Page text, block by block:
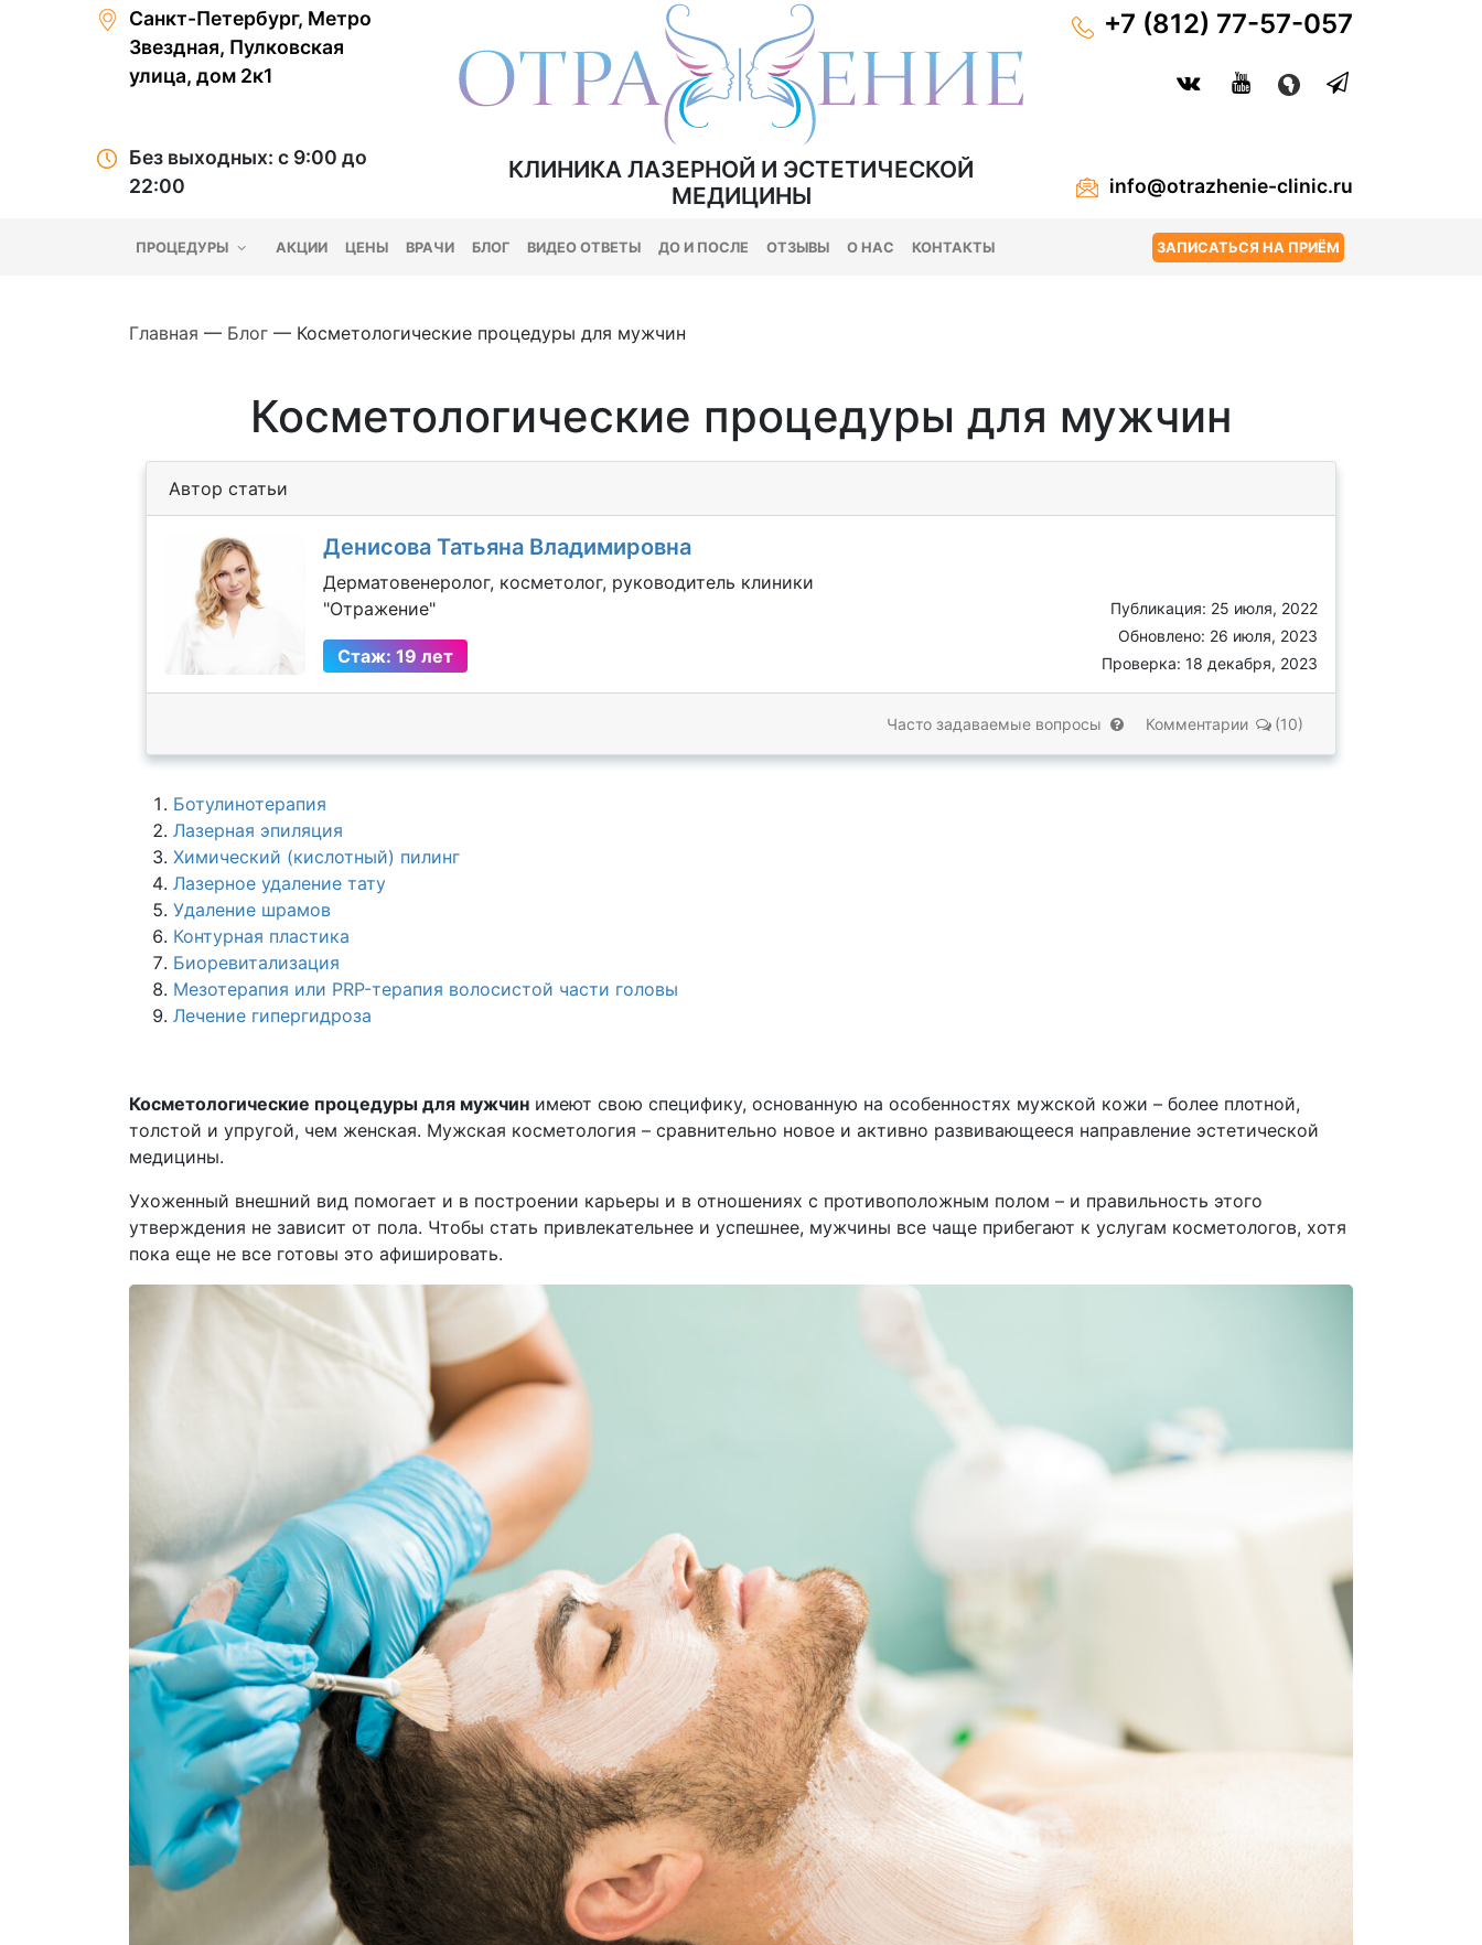
Санкт-Петербург, Метро
Звездная, Пулковская
улица, дом 2к1
Без выходных: с 9:00 до
22:00
КЛИНИКА ЛАЗЕРНОЙ И ЭСТЕТИЧЕСКОЙ
МЕДИЦИНЫ
+7 (812) 77-57-057
info@otrazhenie-clinic.ru
ПРОЦЕДУРЫ АКЦИИ ЦЕНЫ ВРАЧИ БЛОГ ВИДЕО ОТВЕТЫ ДО И ПОСЛЕ ОТЗЫВЫ О НАС КОНТАКТЫ ЗАПИСАТЬСЯ НА ПРИЁМ
Главная — Блог — Косметологические процедуры для мужчин
Косметологические процедуры для мужчин
Автор статьи
Денисова Татьяна Владимировна
Дерматовенеролог, косметолог, руководитель клиники
"Отражение"
Стаж: 19 лет
Публикация: 25 июля, 2022
Обновлено: 26 июля, 2023
Проверка: 18 декабря, 2023
Часто задаваемые вопросы Комментарии (10)
Ботулинотерапия
Лазерная эпиляция
Химический (кислотный) пилинг
Лазерное удаление тату
Удаление шрамов
Контурная пластика
Биоревитализация
Мезотерапия или PRP-терапия волосистой части головы
Лечение гипергидроза
Косметологические процедуры для мужчин имеют свою специфику, основанную на особенностях мужской кожи – более плотной,
толстой и упругой, чем женская. Мужская косметология – сравнительно новое и активно развивающееся направление эстетической
медицины.
Ухоженный внешний вид помогает и в построении карьеры и в отношениях с противоположным полом – и правильность этого
утверждения не зависит от пола. Чтобы стать привлекательнее и успешнее, мужчины все чаще прибегают к услугам косметологов, хотя
пока еще не все готовы это афишировать.